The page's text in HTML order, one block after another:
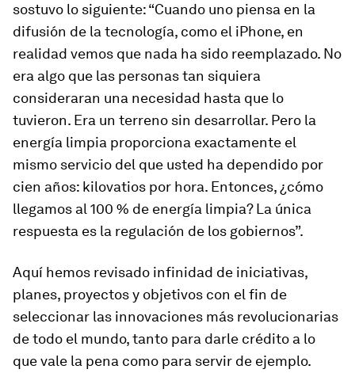
sostuvo lo siguiente: “Cuando uno piensa en la
difusión de la tecnología, como el iPhone, en
realidad vemos que nada ha sido reemplazado. No
era algo que las personas tan siquiera
consideraran una necesidad hasta que lo
tuvieron. Era un terreno sin desarrollar. Pero la
energía limpia proporciona exactamente el
mismo servicio del que usted ha dependido por
cien años: kilovatios por hora. Entonces, ¿cómo
llegamos al 100 % de energía limpia? La única
respuesta es la regulación de los gobiernos”.
Aquí hemos revisado infinidad de iniciativas,
planes, proyectos y objetivos con el fin de
seleccionar las innovaciones más revolucionarias
de todo el mundo, tanto para darle crédito a lo
que vale la pena como para servir de ejemplo.